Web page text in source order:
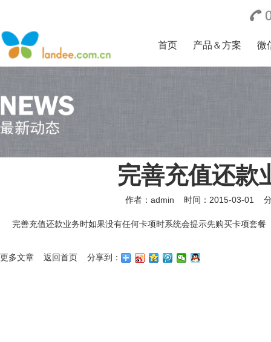
首页 产品＆方案 微
完善充值还款
作者：admin 时间：2015-03-01
完善充值还款业务时如果没有任何卡项时系统会提示先购买卡项套餐
更多文章 返回首页 分享到：